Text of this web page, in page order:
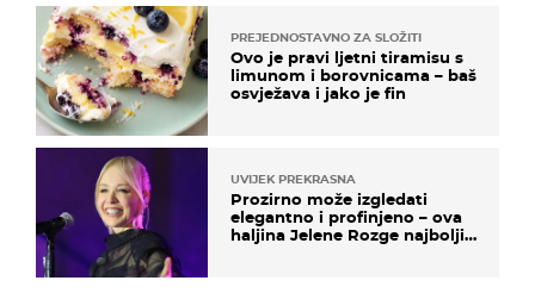
PREJEDNOSTAVNO ZA SLOŽITI
Ovo je pravi ljetni tiramisu s
limunom i borovnicama – baš
osvježava i jako je fin
UVIJEK PREKRASNA
Prozirno može izgledati
elegantno i profinjeno – ova
haljina Jelene Rozge najbolji